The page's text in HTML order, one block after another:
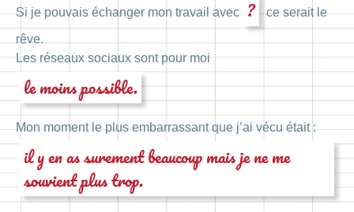
Si je pouvais échanger mon travail avec ?
ce serait le
rêve.
Les réseaux sociaux sont pour moi
le moins possible.
Mon moment le plus embarrassant que j’ai vécu était :
il y en as surement beaucoup mais je ne me
souvient plus trop.